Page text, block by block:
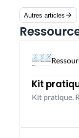
de l’entrée en
engagements
conduit
de CITEO PRO.
Autres articles
Kit
Kit pratique,